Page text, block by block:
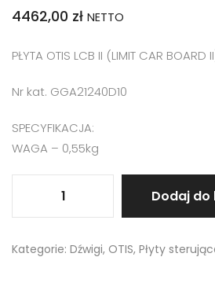
4462,00 zł NETTO
PŁYTA OTIS LCB II (LIMIT CAR BOARD
Nr kat. GGA21240D10
SPECYFIKACJA:
WAGA – 0,55kg
Dodaj do
Kategorie: Dźwigi, OTIS, Płyty